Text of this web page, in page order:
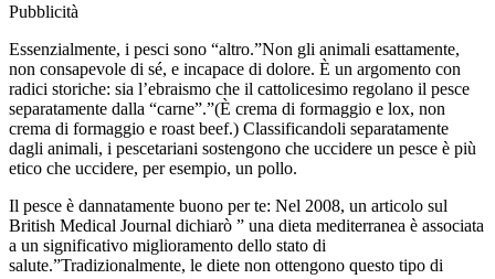
Pubblicità
Essenzialmente, i pesci sono “altro.”Non gli animali esattamente,
non consapevole di sé, e incapace di dolore. È un argomento con
radici storiche: sia l’ebraismo che il cattolicesimo regolano il pesce
separatamente dalla “carne”.”(È crema di formaggio e lox, non
crema di formaggio e roast beef.) Classificandoli separatamente
dagli animali, i pescetariani sostengono che uccidere un pesce è più
etico che uccidere, per esempio, un pollo.
Il pesce è dannatamente buono per te: Nel 2008, un articolo sul
British Medical Journal dichiarò ” una dieta mediterranea è associata
a un significativo miglioramento dello stato di
salute.”Tradizionalmente, le diete non ottengono questo tipo di